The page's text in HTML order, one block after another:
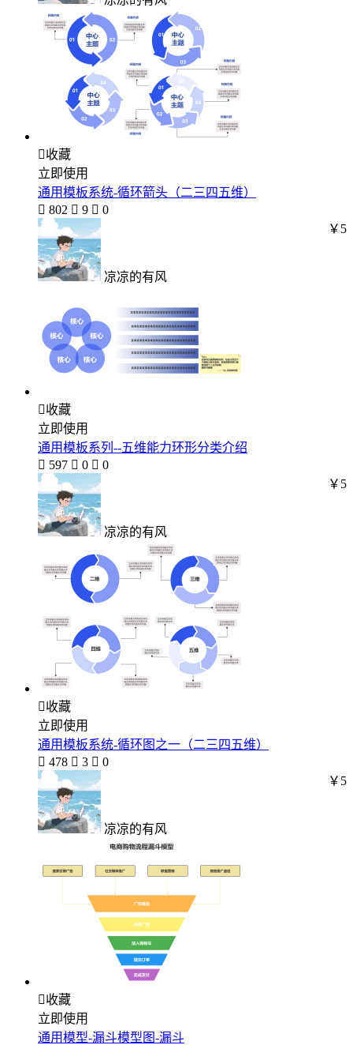
收藏
立即使用
通用模板系统-循环箭头（二三四五维）
 802  9  0
凉凉的有风
￥5
收藏
立即使用
通用模板系列--五维能力环形分类介绍
 597  0  0
凉凉的有风
￥5
收藏
立即使用
通用模板系统-循环图之一（二三四五维）
 478  3  0
凉凉的有风
￥5
收藏
立即使用
通用模型-漏斗模型图-漏斗